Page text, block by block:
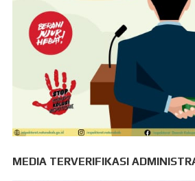
MEDIA TERVERIFIKASI